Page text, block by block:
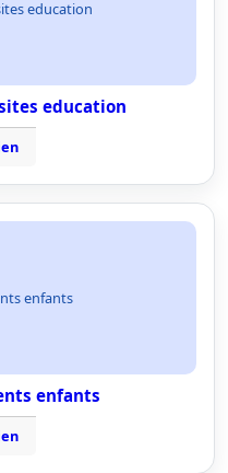
education
education
enfants
enfants